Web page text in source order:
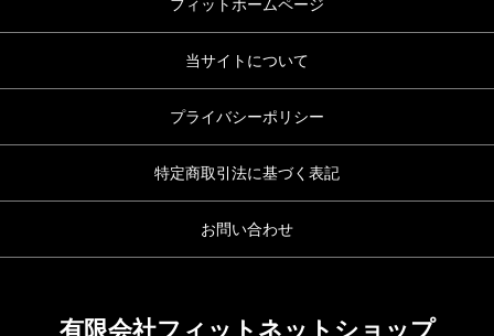
フィットホームページ
当サイトについて
プライバシーポリシー
特定商取引法に基づく表記
お問い合わせ
有限会社フィットネットショップ